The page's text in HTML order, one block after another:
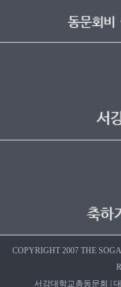
COPYRIGHT 2007 THE
서강대학교총동문회 |